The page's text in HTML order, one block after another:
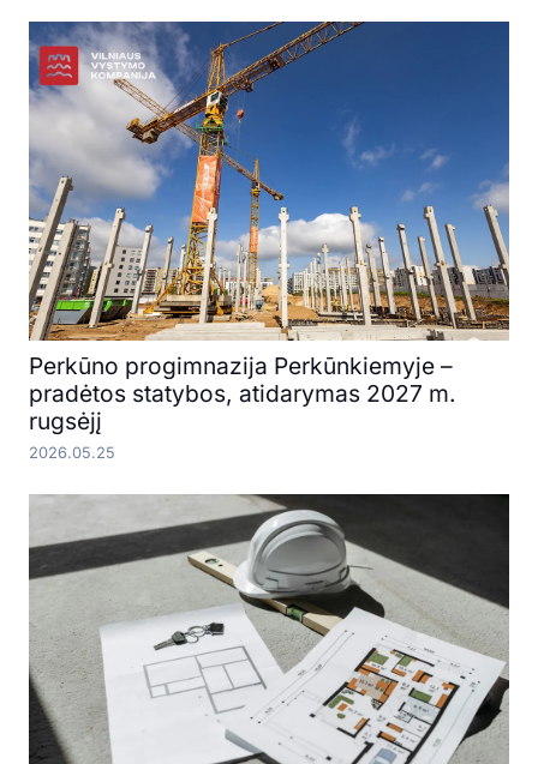
Perkūno progimnazija Perkūnkiemyje –
pradėtos statybos, atidarymas 2027 m.
rugsėjį
2026.05.25